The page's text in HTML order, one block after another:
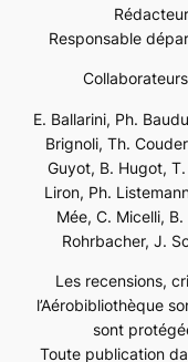
Responsable
E. Ballarini, Ph.
Brignoli, Th.
Guyot, B. Hugot,
Liron, Ph.
Mée, C. Micelli,
Rohrbacher, J.
Les recensions,
l’Aérobibliothèque
sont
Toute publication